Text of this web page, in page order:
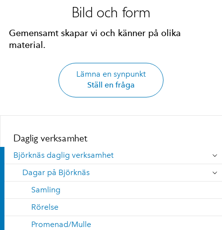
Bild och form
Gemensamt skapar vi och känner på olika
material.
Lämna en synpunkt
Ställ en fråga
Daglig verksamhet
Björknäs daglig verksamhet
Dagar på Björknäs
Samling
Rörelse
Promenad/Mulle